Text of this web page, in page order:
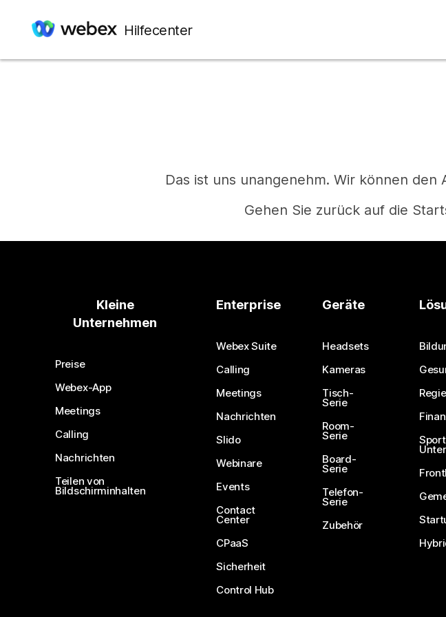
Hilfecenter
Das ist uns unangenehm. Wir können
Gehen Sie zurück auf die
Haben
Eine
Kleine
Unternehmen
Preise
Webex-App
Meetings
Calling
Nachrichten
Teilen von
Bildschirminhalten
Enterprise
Webex Suite
Calling
Meetings
Nachrichten
Slido
Webinare
Events
Contact
Center
CPaaS
Sicherheit
Control Hub
Geräte
Headsets
Kameras
Tisch-
Serie
Room-
Serie
Board-
Serie
Telefon-
Serie
Zubehör